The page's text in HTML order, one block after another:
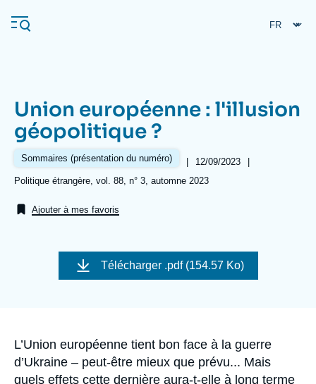
au
contenu
Navigation
principale
L'Ifri
Analyses
Événements
Nous soutenir
L'Ifri en bref Proche-Orient
Union européenne : l'illusion
géopolitique ?
Sommaires (présentation du numéro) |
Date
de
12/09/2023
|
Références
Politique étrangère, vol. 88, n° 3, automne 2023
Ajouter à mes favoris
Télécharger .pdf (154.57 Ko)
Accroche
L’Union européenne tient bon face à la guerre
d’Ukraine – peut-être mieux que prévu... Mais
quels effets cette dernière aura-t-elle à long terme